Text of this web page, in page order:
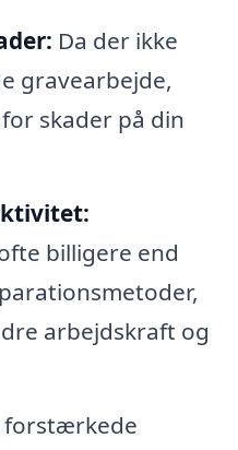
Da der ikke
gravearbejde,
skader på din
billigere end
arbejdskraft og
forstærkede